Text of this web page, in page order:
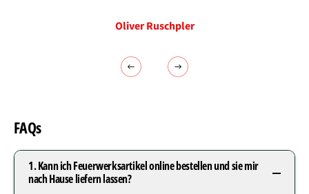
Oliver Ruschpler
FAQs
1. Kann ich Feuerwerksartikel online bestellen und sie mir
nach Hause liefern lassen?